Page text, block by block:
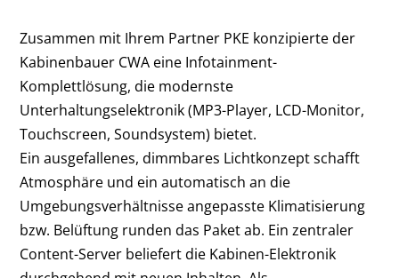
Zusammen mit Ihrem Partner PKE konzipierte der
Kabinenbauer CWA eine Infotainment-
Komplettlösung, die modernste
Unterhaltungselektronik (MP3-Player, LCD-Monitor,
Touchscreen, Soundsystem) bietet.
Ein ausgefallenes, dimmbares Lichtkonzept schafft
Atmosphäre und ein automatisch an die
Umgebungsverhältnisse angepasste Klimatisierung
bzw. Belüftung runden das Paket ab. Ein zentraler
Content-Server beliefert die Kabinen-Elektronik